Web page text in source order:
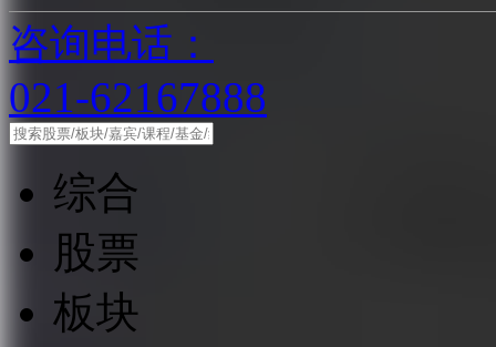
咨询电话：
021-62167888
综合
股票
板块